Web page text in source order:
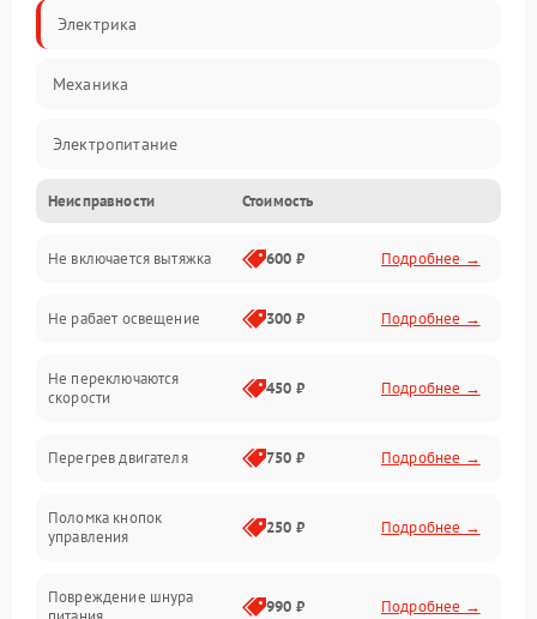
Электрика
Механика
Электропитание
Вентиляция
Освещение
Механические повреждения
Электроника
Неисправности Стоимость
Не включается вытяжка 600 ₽ Подробнее →
Не рабает освещение 300 ₽ Подробнее →
Не переключаются
скорости
450 ₽ Подробнее →
Перегрев двигателя 750 ₽ Подробнее →
Поломка кнопок
управления
250 ₽ Подробнее →
Повреждение шнура
990 ₽ Подробнее →